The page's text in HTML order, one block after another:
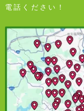
電話ください！